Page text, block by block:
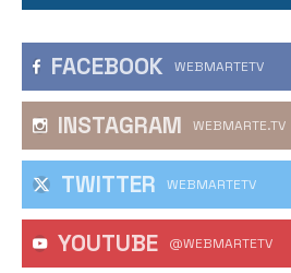
FACEBOOK WEBMARTETV
INSTAGRAM WEBMARTE.TV
TWITTER WEBMARTETV
YOUTUBE @WEBMARTETV